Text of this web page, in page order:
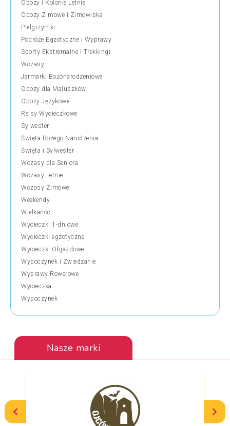
Obozy i Kolonie Letnie
Obozy Zimowe i Zimowiska
Pielgrzymki
Podróże Egzotyczne i Wyprawy
Sporty Ekstremalne i Trekkingi
Wczasy
Jarmarki Bożonarodzeniowe
Obozy dla Maluszków
Obozy Językowe
Rejsy Wycieczkowe
Sylwester
Święta Bożego Narodzenia
Święta i Sylwester
Wczasy dla Seniora
Wczasy Letnie
Wczasy Zimowe
Weekendy
Wielkanoc
Wycieczki 1-dniowe
Wycieczki egzotyczne
Wycieczki Objazdowe
Wypoczynek i Zwiedzanie
Wyprawy Rowerowe
Wycieczka
Wypoczynek
Nasze marki